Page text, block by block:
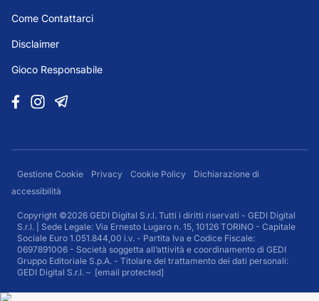
Come Contattarci
Disclaimer
Gioco Responsabile
Gestione Cookie Privacy Cookie Policy
Dichiarazione di
accessibilità
Copyright ©2026 GEDI Digital S.r.l. Tutti i diritti riservati - GEDI Digital
S.r.l. | Sede Legale: Via Ernesto Lugaro n. 15, 10126 TORINO - Capitale
Sociale Euro 1.051.844,00 i.v. - Partita Iva e Codice Fiscale:
0697891006 - Società soggetta all’attività e coordinamento di GEDI
Gruppo Editoriale S.p.A. - Titolare del trattamento dei dati personali:
GEDI Digital S.r.l. – [email protected]